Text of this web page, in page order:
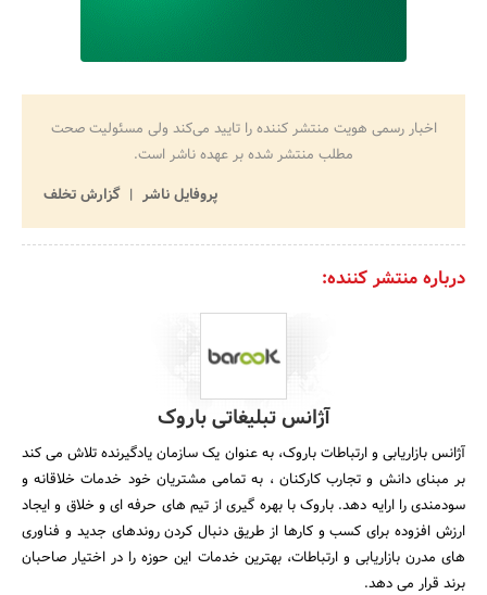
اخبار رسمی هویت منتشر کننده را تایید می‌کند ولی مسئولیت صحت
مطلب منتشر شده بر عهده ناشر است.
پروفایل ناشر
گزارش تخلف
درباره منتشر کننده:
آژانس تبلیغاتی باروک
آژانس بازاریابی و ارتباطات باروک، به عنوان یک سازمان یادگیرنده تلاش می کند
بر مبنای دانش و تجارب کارکنان ، به تمامی مشتریان خود خدمات خلاقانه و
سودمندی را ارایه دهد. باروک با بهره گیری از تیم های حرفه ای و خلاق و ایجاد
ارزش افزوده برای کسب و کارها از طریق دنبال کردن روندهای جدید و فناوری
های مدرن بازاریابی و ارتباطات، بهترین خدمات این حوزه را در اختیار صاحبان
برند قرار می دهد.